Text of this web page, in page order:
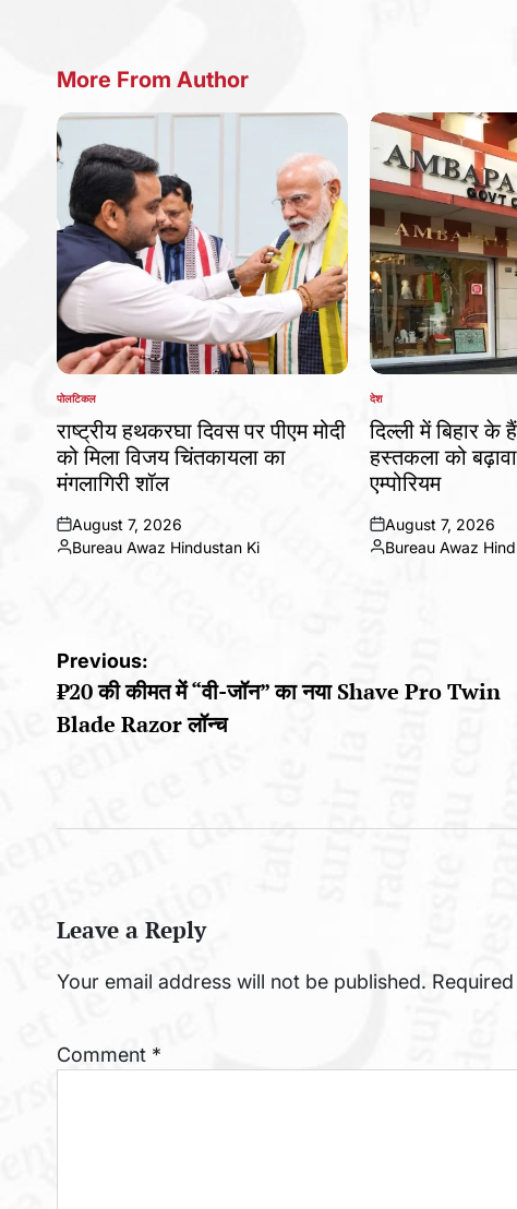
More From Author
POSTED
पोलटिकल
राष्ट्रीय हथकरघा दिवस पर पीएम मोदी
को मिला विजय चिंतकायला का
मंगलागिरी शॉल
on
August 7, 2026
Posted
Bureau Awaz Hindustan Ki
POSTED
IN
देश
दिल्ली में बिहार
हस्तकला को
एम्पोरियम
on
August 7, 2026
Posted
Bureau Awaz
Post
navigation
Previous:
₹20 की कीमत में “वी-जॉन” का नया Shave Pro Twin
Blade Razor लॉन्च
Leave a Reply
Your email address will not be published.
Comment *